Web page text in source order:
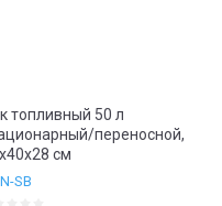
топливный 50 л
переносной,
см
SB